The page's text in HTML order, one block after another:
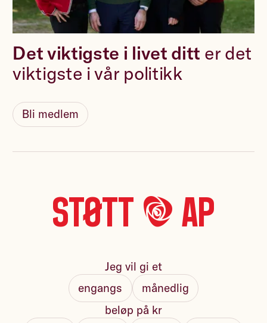
Det viktigste i livet ditt er det
viktigste i vår politikk
Bli medlem
Støtt *A* Ap
Jeg vil gi et
engangs
månedlig
beløp på kr